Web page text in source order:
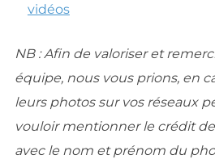
vidéos
NB : Afin de valoriser et
équipe, nous vous prions, en
leurs photos sur vos réseaux
vouloir mentionner le crédit
avec le nom et prénom du